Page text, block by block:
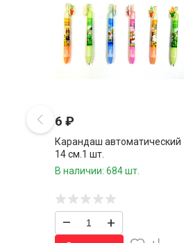
6 ₽
Карандаш автоматический
14 см.1 шт.
В наличии: 684 шт.
– +